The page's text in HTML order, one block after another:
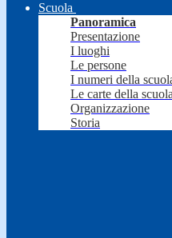
Scuola
Panoramica
Presentazione
I luoghi
Le persone
I numeri della
Le carte della scuola
Organizzazione
Storia